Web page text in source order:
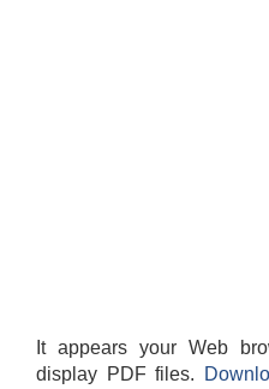
It appears your Web
display PDF files.